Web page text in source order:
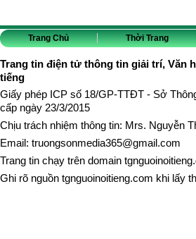
Trang Chủ Thời Trang
Trang tin điện tử thông tin giải trí, Văn
tiếng
Giấy phép ICP số 18/GP-TTĐT - Sở
cấp ngày 23/3/2015
Chịu trách nhiệm thông tin: Mrs. Nguyễn
Email: truongsonmedia365@gmail.com
Trang tin chạy trên domain
Ghi rõ nguồn tgnguoinoitieng.com khi lấy